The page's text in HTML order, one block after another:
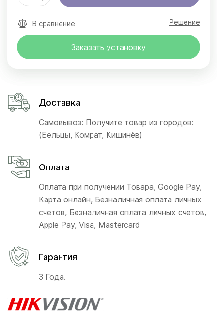
В сравнение Решение
Заказать установку
Доставка
Самовывоз: Получите товар из городов:
(Бельцы, Комрат, Кишинёв)
Оплата
Оплата при получении Товара, Google Pay,
Карта онлайн, Безналичная оплата личных
счетов, Безналичная оплата личных счетов,
Apple Pay, Visa, Mastercard
Гарантия
3 Года.